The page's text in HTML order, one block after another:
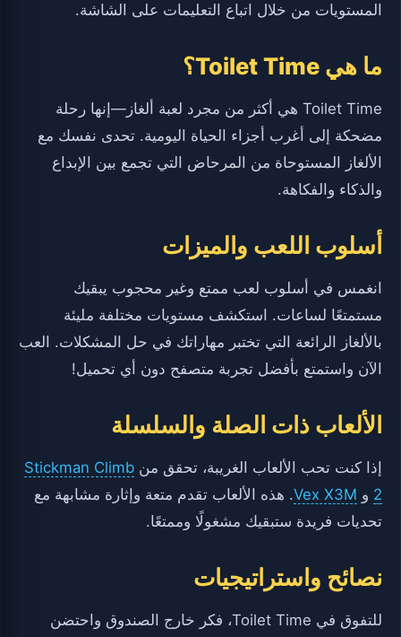
المستويات من خلال اتباع التعليمات على الشاشة.
ما هي Toilet Time؟
Toilet Time هي أكثر من مجرد لعبة ألغاز—إنها رحلة
مضحكة إلى أغرب أجزاء الحياة اليومية. تحدى نفسك مع
الألغاز المستوحاة من المرحاض التي تجمع بين الإبداع
والذكاء والفكاهة.
أسلوب اللعب والميزات
انغمس في أسلوب لعب ممتع وغير محجوب يبقيك
مستمتعًا لساعات. استكشف مستويات مختلفة مليئة
بالألغاز الرائعة التي تختبر مهاراتك في حل المشكلات. العب
الآن واستمتع بأفضل تجربة متصفح دون أي تحميل!
الألعاب ذات الصلة والسلسلة
إذا كنت تحب الألعاب الغريبة، تحقق من Stickman Climb
2و Vex X3M. هذه الألعاب تقدم متعة وإثارة مشابهة مع
تحديات فريدة ستبقيك مشغولًا وممتعًا.
نصائح واستراتيجيات
للتفوق في Toilet Time، فكر خارج الصندوق واحتضن